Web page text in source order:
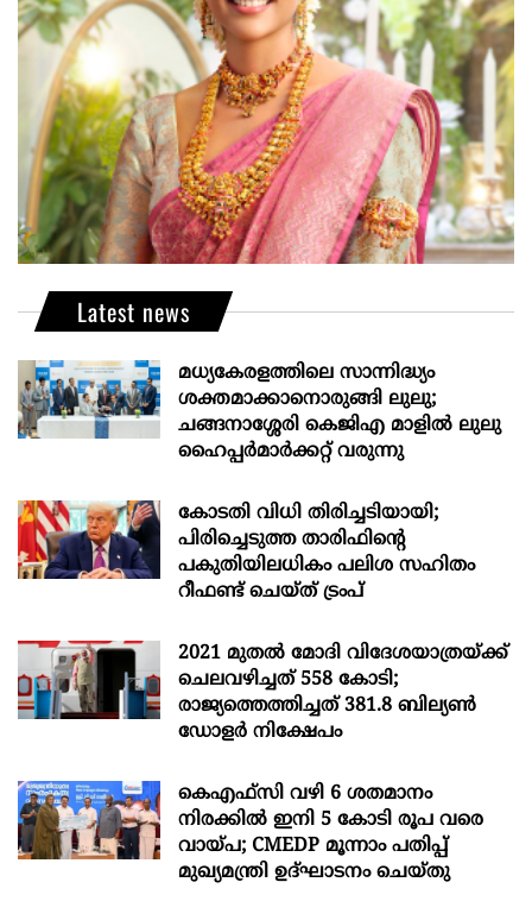
Latest news
മധ്യകേരളത്തിലെ സാന്നിദ്ധ്യം
ശക്തമാക്കാനൊരുങ്ങി ലുലു;
ചങ്ങനാശ്ശേരി കെജിഎ മാളിൽ ലുലു
ഹൈപ്പർമാർക്കറ്റ് വരുന്നു
കോടതി വിധി തിരിച്ചടിയായി;
പിരിച്ചെടുത്ത താരിഫിന്‍റെ
പകുതിയിലധികം പലിശ സഹിതം
റീഫണ്ട് ചെയ്ത് ട്രംപ്
2021 മുതൽ മോദി വിദേശയാത്രയ്ക്ക്
ചെലവഴിച്ചത് 558 കോടി;
രാജ്യത്തെത്തിച്ചത് 381.8 ബില്യൺ
ഡോളർ നിക്ഷേപം
കെഎഫ്സി വഴി 6 ശതമാനം
നിരക്കിൽ ഇനി 5 കോടി രൂപ വരെ
വായ്പ; CMEDP മൂന്നാം പതിപ്പ്
മുഖ്യമന്ത്രി ഉദ്ഘാടനം ചെയ്തു